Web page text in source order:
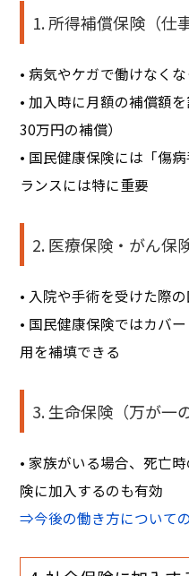
1. 所得補償保険（仕
• 病気やケガで働けなく
• 加入時に月額の補償額
30万円の補償）
• 国民健康保険には「傷
ランスには特に重要
2. 医療保険・がん保
• 入院や手術を受けた際
• 国民健康保険ではカバ
用を補填できる
3. 生命保険（万が一
• 家族がいる場合、死亡
険に加入するのも有効
⇒今後の働き方について